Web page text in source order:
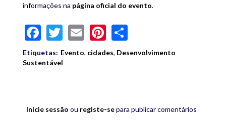
informações na página oficial do evento.
Facebook
Twitter
EmailPinterest
Etiquetas: Evento, cidades, Desenvolvimento
Sustentável
Inicie sessão ou registe-separa publicar comentários